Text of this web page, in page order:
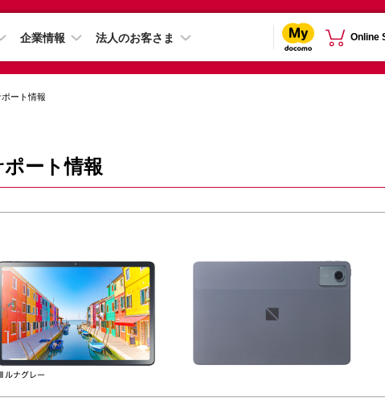
企業情報 法人のお客さま Online
ート情報
ート情報